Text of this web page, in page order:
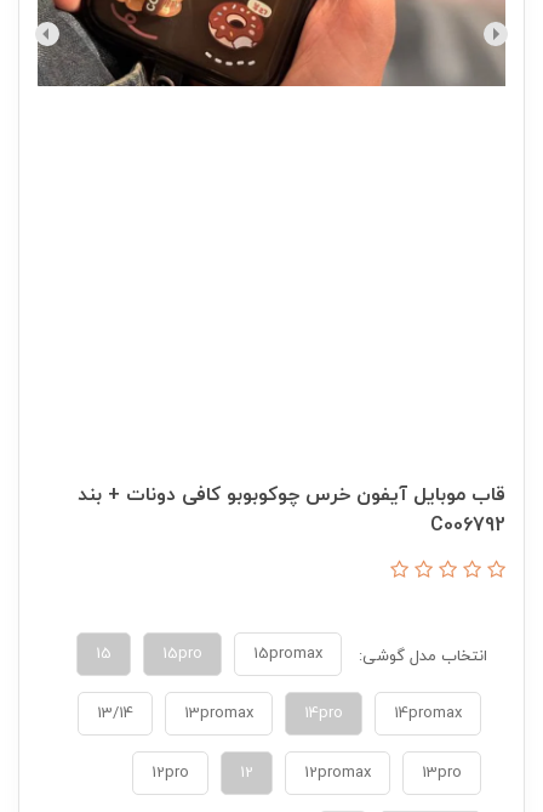
قاب موبایل آیفون خرس چوکوبوبو کافی دونات + بند
C006792
انتخاب مدل گوشی: 15promax
15pro
15
14promax
14pro
13promax
13/14
13pro
12promax
12
12pro